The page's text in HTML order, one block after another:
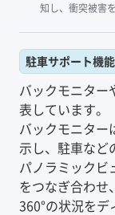
知し、衝突被害
駐車サポート機能
バックモニター
表しています。
バックモニター
示し、駐車など
パノラミックビ
をつなぎ合わせ
360°の状況を